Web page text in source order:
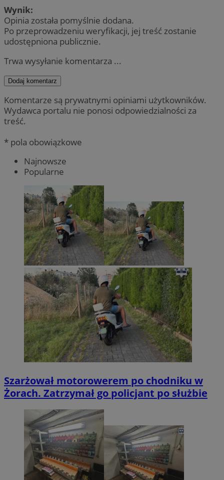
Wynik:
Opinia została pomyślnie dodana.
Po przeprowadzeniu weryfikacji, jej treść zostanie
udostępniona publicznie.
Trwa wysyłanie komentarza ...
Dodaj komentarz
Komentarze są prywatnymi opiniami użytkowników.
Wydawca portalu nie ponosi odpowiedzialności za
treść.
* pola obowiązkowe
Najnowsze
Popularne
Szarżował motorowerem po chodniku w
Żorach. Zatrzymał go policjant po służbie